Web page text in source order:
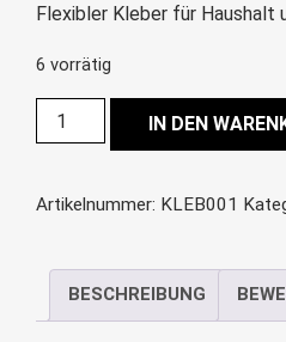
Flexibler Kleber für Haushalt
6 vorrätig
IN DEN
Artikelnummer: KLEB001
BESCHREIBUNG